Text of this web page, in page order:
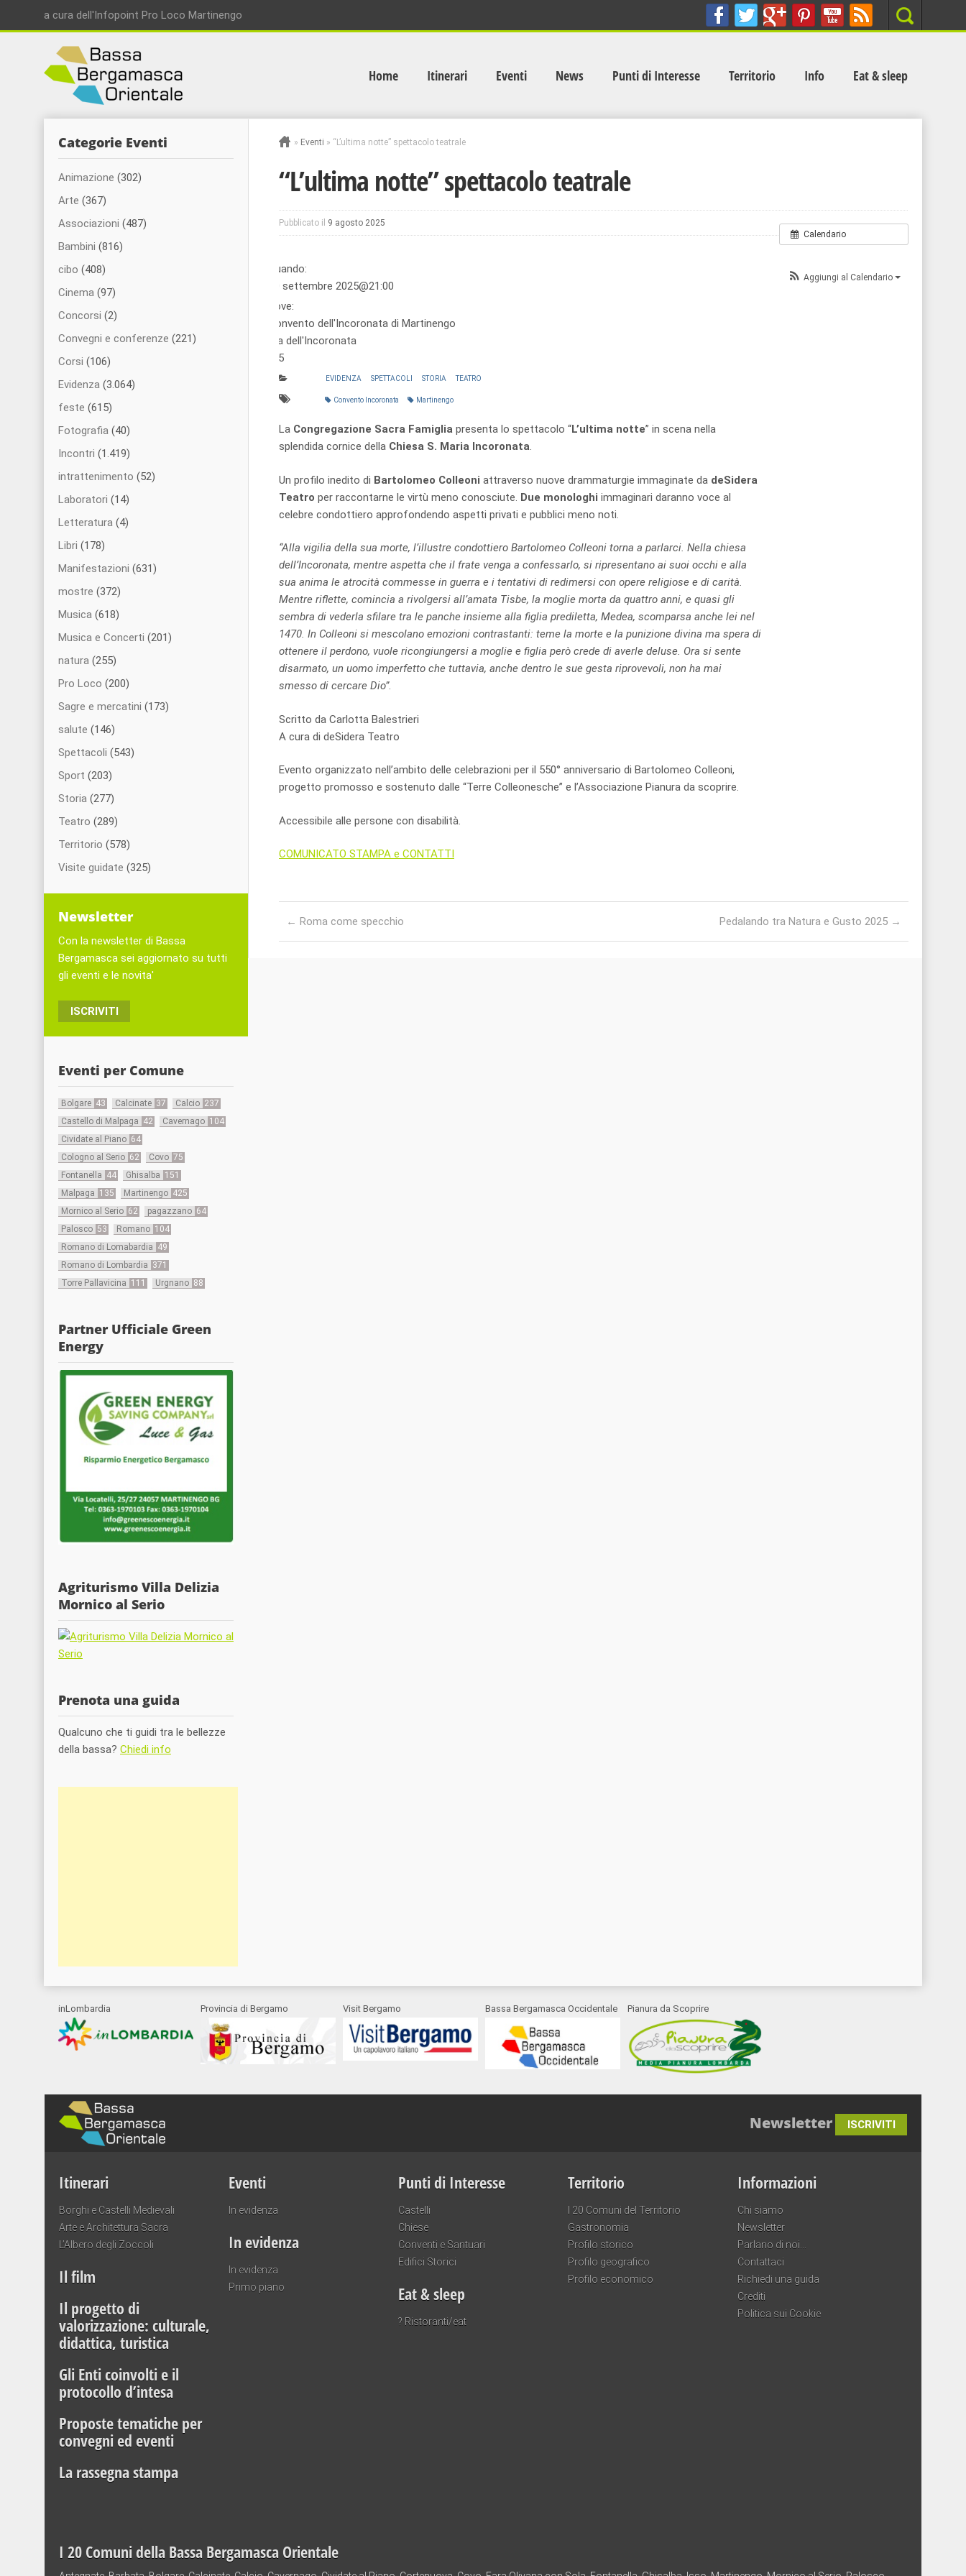
a cura dell'Infopoint Pro Loco Martinengo Search
Home Itinerari Eventi News Punti di Interesse Territorio Info Eat & sleep
» Eventi » “L’ultima notte” spettacolo teatrale
“L’ultima notte” spettacolo teatrale
Pubblicato il 9 agosto 2025
Calendario
Aggiungi al Calendario
Quando:
30 settembre 2025@21:00
Dove:
Convento dell'Incoronata di Martinengo
Via dell'Incoronata
1/5
EVIDENZA SPETTACOLI STORIA TEATRO
Convento Incoronata Martinengo
La Congregazione Sacra Famiglia presenta lo spettacolo “L’ultima notte” in scena nella
splendida cornice della Chiesa S. Maria Incoronata.
Un profilo inedito di Bartolomeo Colleoni attraverso nuove drammaturgie immaginate da deSidera
Teatro per raccontarne le virtù meno conosciute. Due monologhi immaginari daranno voce al
celebre condottiero approfondendo aspetti privati e pubblici meno noti.
“Alla vigilia della sua morte, l’illustre condottiero Bartolomeo Colleoni torna a parlarci. Nella chiesa
dell’Incoronata, mentre aspetta che il frate venga a confessarlo, si ripresentano ai suoi occhi e alla
sua anima le atrocità commesse in guerra e i tentativi di redimersi con opere religiose e di carità.
Mentre riflette, comincia a rivolgersi all’amata Tisbe, la moglie morta da quattro anni, e quasi gli
sembra di vederla sfilare tra le panche insieme alla figlia prediletta, Medea, scomparsa anche lei nel
1470. In Colleoni si mescolano emozioni contrastanti: teme la morte e la punizione divina ma spera di
ottenere il perdono, vuole ricongiungersi a moglie e figlia però crede di averle deluse. Ora si sente
disarmato, un uomo imperfetto che tuttavia, anche dentro le sue gesta riprovevoli, non ha mai
smesso di cercare Dio”.
Scritto da Carlotta Balestrieri
A cura di deSidera Teatro
Evento organizzato nell’ambito delle celebrazioni per il 550° anniversario di Bartolomeo Colleoni,
progetto promosso e sostenuto dalle “Terre Colleonesche” e l’Associazione Pianura da scoprire.
Accessibile alle persone con disabilità.
COMUNICATO STAMPA e CONTATTI
← Roma come specchio Pedalando tra Natura e Gusto 2025 →
Categorie Eventi
Animazione (302)
Arte (367)
Associazioni (487)
Bambini (816)
cibo (408)
Cinema (97)
Concorsi (2)
Convegni e conferenze (221)
Corsi (106)
Evidenza (3.064)
feste (615)
Fotografia (40)
Incontri (1.419)
intrattenimento (52)
Laboratori (14)
Letteratura (4)
Libri (178)
Manifestazioni (631)
mostre (372)
Musica (618)
Musica e Concerti (201)
natura (255)
Pro Loco (200)
Sagre e mercatini (173)
salute (146)
Spettacoli (543)
Sport (203)
Storia (277)
Teatro (289)
Territorio (578)
Visite guidate (325)
Newsletter
Con la newsletter di Bassa
Bergamasca sei aggiornato su tutti
gli eventi e le novita'
ISCRIVITI
Eventi per Comune
Bolgare 43 Calcinate 37 Calcio 237
Castello di Malpaga 42 Cavernago 104
Cividate al Piano 64
Cologno al Serio 62 Covo 75
Fontanella 44 Ghisalba 151
Malpaga 135 Martinengo 425
Mornico al Serio 62 pagazzano 64
Palosco 53 Romano 104
Romano di Lomabardia 49
Romano di Lombardia 371
Torre Pallavicina 111 Urgnano 88
Partner Ufficiale Green
Energy
Agriturismo Villa Delizia
Mornico al Serio
Prenota una guida
Qualcuno che ti guidi tra le bellezze
della bassa? Chiedi info
inLombardia Provincia di Bergamo Visit Bergamo Bassa Bergamasca Occidentale Pianura da Scoprire
Newsletter ISCRIVITI
Itinerari
Borghi e Castelli Medievali
Arte e Architettura Sacra
L’Albero degli Zoccoli
Il film
Il progetto di
valorizzazione: culturale,
didattica, turistica
Gli Enti coinvolti e il
protocollo d’intesa
Proposte tematiche per
convegni ed eventi
La rassegna stampa
Eventi
In evidenza
In evidenza
In evidenza
Primo piano
Punti di Interesse
Castelli
Chiese
Conventi e Santuari
Edifici Storici
Eat & sleep
? Ristoranti/eat
Territorio
I 20 Comuni del Territorio
Gastronomia
Profilo storico
Profilo geografico
Profilo economico
Informazioni
Chi siamo
Newsletter
Parlano di noi…
Contattaci
Richiedi una guida
Crediti
Politica sui Cookie
I 20 Comuni della Bassa Bergamasca Orientale